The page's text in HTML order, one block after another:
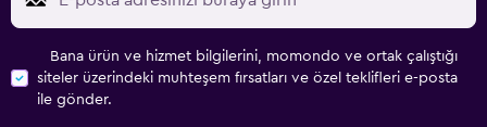
Bana ürün ve hizmet bilgilerini, momondo ve ortak çalıştığı
siteler üzerindeki muhteşem fırsatları ve özel teklifleri e-posta
ile gönder.